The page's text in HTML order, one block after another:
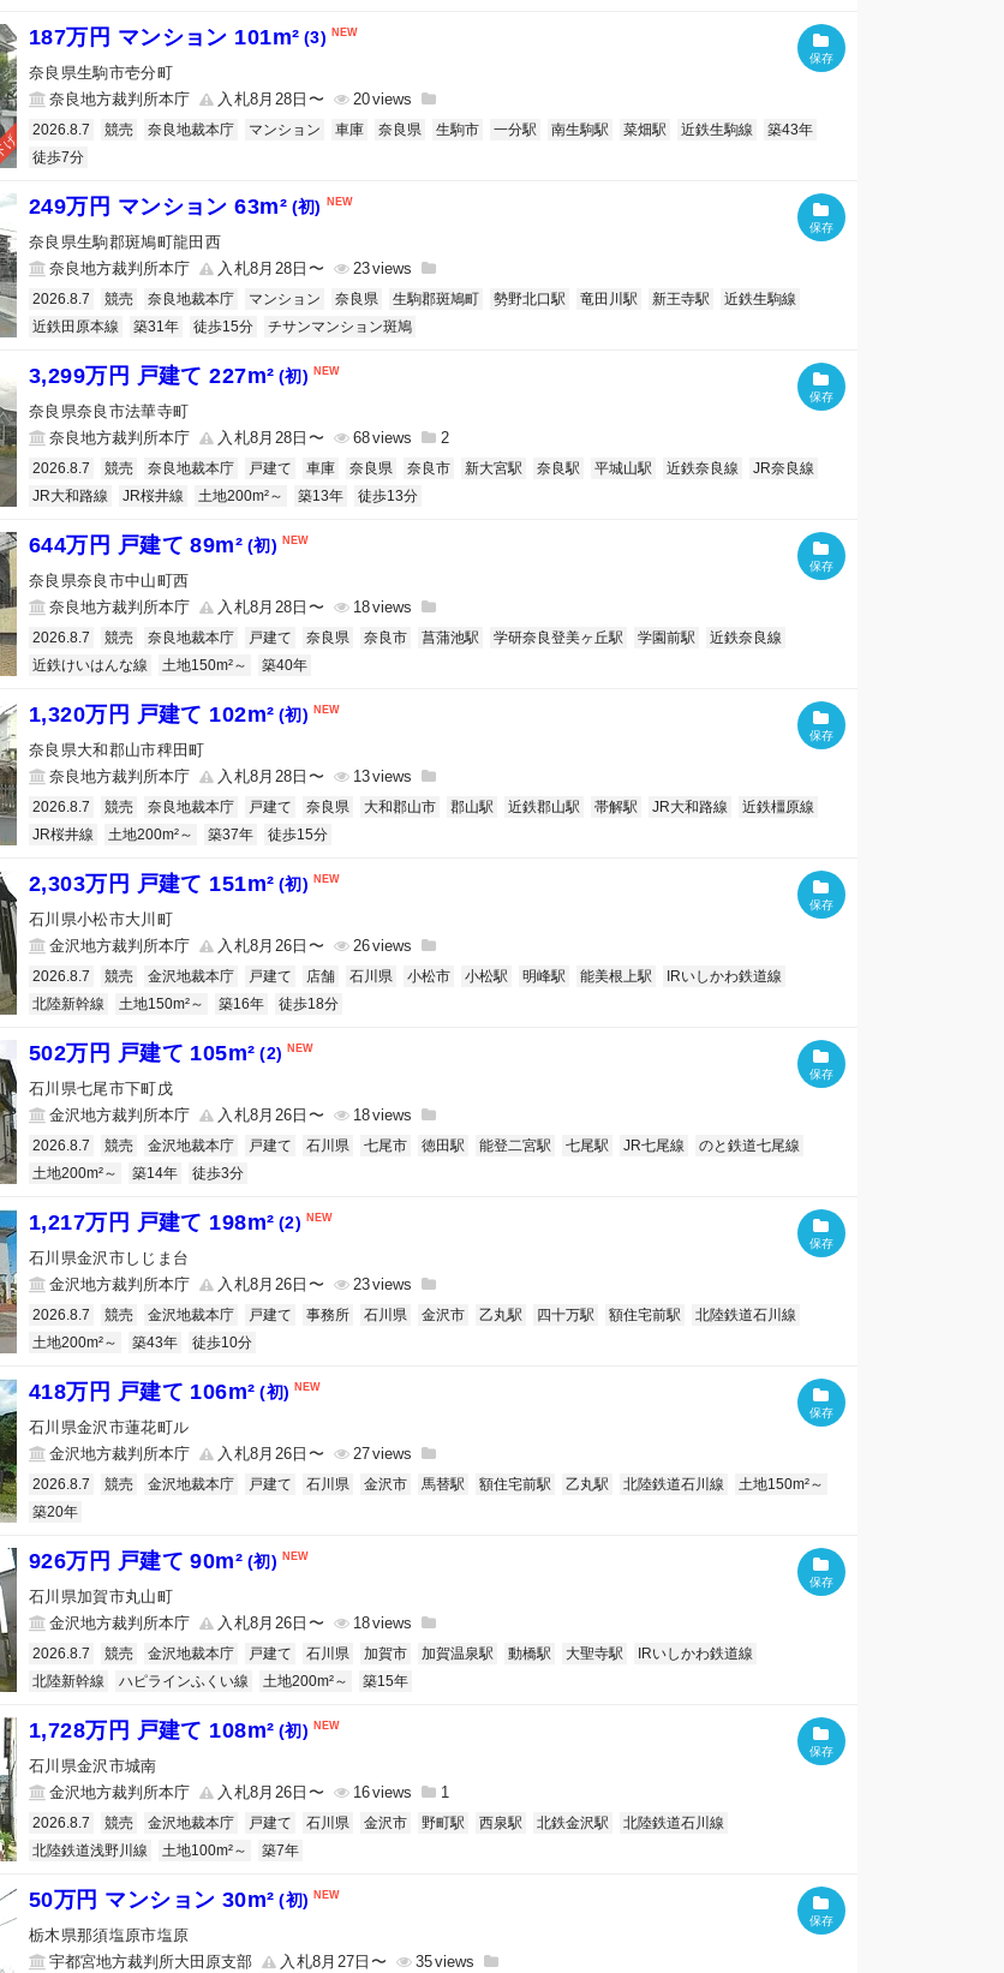
187万円 マンション 101m² (3)
奈良県生駒市壱分町
奈良地方裁判所本庁
入札8月28日〜 20
2026.8.7 競売 奈良地裁本庁 マンション 車庫 奈良県 生駒市 一分駅 南生駒駅 菜畑駅 近鉄生駒線
築43年
徒歩7分
249万円 マンション 63m² (初)
奈良県生駒郡斑鳩町龍田西
奈良地方裁判所本庁
入札8月28日〜 23
2026.8.7 競売 奈良地裁本庁 マンション 奈良県 生駒郡斑鳩町 勢野北口駅 竜田川駅 新王寺駅
近鉄生駒線
近鉄田原本線
築31年 徒歩15分 チサンマンション斑鳩
3,299万円 戸建て 227m² (初)
奈良県奈良市法華寺町
奈良地方裁判所本庁
入札8月28日〜 68 2
2026.8.7 競売 奈良地裁本庁 戸建て 車庫 奈良県 奈良市 新大宮駅 奈良駅 平城山駅 近鉄奈良線
JR奈良線
JR大和路線
JR桜井線 土地200m²～ 築13年 徒歩13分
644万円 戸建て 89m² (初)
奈良県奈良市中山町西
奈良地方裁判所本庁
入札8月28日〜 18
2026.8.7 競売 奈良地裁本庁 戸建て 奈良県 奈良市 菖蒲池駅 学研奈良登美ヶ丘駅 学園前駅
近鉄奈良線
近鉄けいはんな線
土地150m²～ 築40年
1,320万円 戸建て 102m² (初)
奈良県大和郡山市稗田町
奈良地方裁判所本庁
入札8月28日〜 13
2026.8.7 競売 奈良地裁本庁 戸建て 奈良県 大和郡山市 郡山駅 近鉄郡山駅 帯解駅 JR大和路線
近鉄橿原線
JR桜井線
土地200m²～ 築37年 徒歩15分
2,303万円 戸建て 151m² (初)
石川県小松市大川町
金沢地方裁判所本庁
入札8月26日〜 26
2026.8.7 競売 金沢地裁本庁 戸建て 店舗 石川県 小松市 小松駅 明峰駅 能美根上駅
IRいしかわ鉄道線
北陸新幹線
土地150m²～ 築16年 徒歩18分
502万円 戸建て 105m² (2)
石川県七尾市下町戊
金沢地方裁判所本庁
入札8月26日〜 18
2026.8.7 競売 金沢地裁本庁 戸建て 石川県 七尾市 徳田駅 能登二宮駅 七尾駅 JR七尾線
のと鉄道七尾線
土地200m²～
築14年 徒歩3分
1,217万円 戸建て 198m² (2)
石川県金沢市しじま台
金沢地方裁判所本庁
入札8月26日〜 23
2026.8.7 競売 金沢地裁本庁 戸建て 事務所 石川県 金沢市 乙丸駅 四十万駅 額住宅前駅
北陸鉄道石川線
土地200m²～
築43年 徒歩10分
418万円 戸建て 106m² (初)
石川県金沢市蓮花町ル
金沢地方裁判所本庁
入札8月26日〜 27
2026.8.7 競売 金沢地裁本庁 戸建て 石川県 金沢市 馬替駅 額住宅前駅 乙丸駅 北陸鉄道石川線
土地150m²～
築20年
926万円 戸建て 90m² (初)
石川県加賀市丸山町
金沢地方裁判所本庁
入札8月26日〜 18
2026.8.7 競売 金沢地裁本庁 戸建て 石川県 加賀市 加賀温泉駅 動橋駅 大聖寺駅
IRいしかわ鉄道線
北陸新幹線
ハピラインふくい線 土地200m²～ 築15年
1,728万円 戸建て 108m² (初)
石川県金沢市城南
金沢地方裁判所本庁
入札8月26日〜 16 1
2026.8.7 競売 金沢地裁本庁 戸建て 石川県 金沢市 野町駅 西泉駅 北鉄金沢駅
北陸鉄道石川線
北陸鉄道浅野川線
土地100m²～ 築7年
50万円 マンション 30m² (初)
栃木県那須塩原市塩原
宇都宮地方裁判所大田原支部
入札8月27日〜 35